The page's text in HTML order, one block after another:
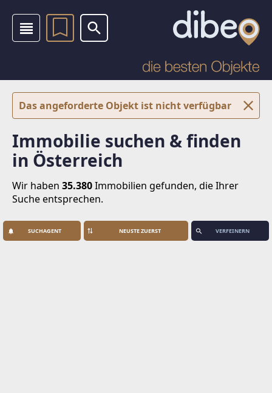
Das angeforderte Objekt ist nicht verfügbar
Immobilie suchen & finden
in Österreich
Wir haben 35.380Immobilien gefunden, die Ihrer
Suche entsprechen.
SUCHAGENT VERFEINERN